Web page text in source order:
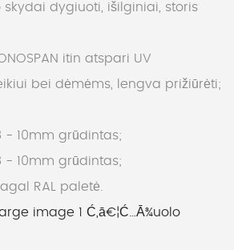
dygiuoti, išilginiai, storis
itin atspari UV
bei dėmėms, lengva prižiūrėti;
- 10mm grūdintas;
- 10mm grūdintas;
RAL paletė.